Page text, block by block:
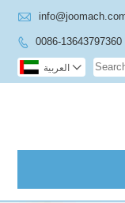

 0086-13643797360
العربية 